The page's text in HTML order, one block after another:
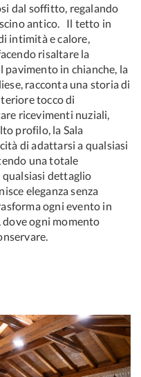
dal soffitto, regalando
antico. Il tetto in
intimità e calore,
risaltare la
pavimento in chianche, la
racconta una storia di
tocco di
ricevimenti nuziali,
profilo, la Sala
di adattarsi a qualsiasi
una totale
qualsiasi dettaglio
eleganza senza
ogni evento in
ogni momento
Next